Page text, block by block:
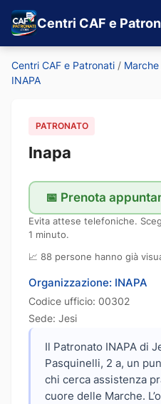
Centri CAF e
Centri CAF e Patronati / Marche
INAPA
PATRONATO
Inapa
📅 Prenota
Evita attese telefoniche.
1 minuto.
📈 88 persone hanno già
Organizzazione: INAPA
Codice ufficio: 00302
Sede: Jesi
Il Patronato INAPA di
Pasquinelli, 2 a, un
chi cerca assistenza
cuore delle Marche.